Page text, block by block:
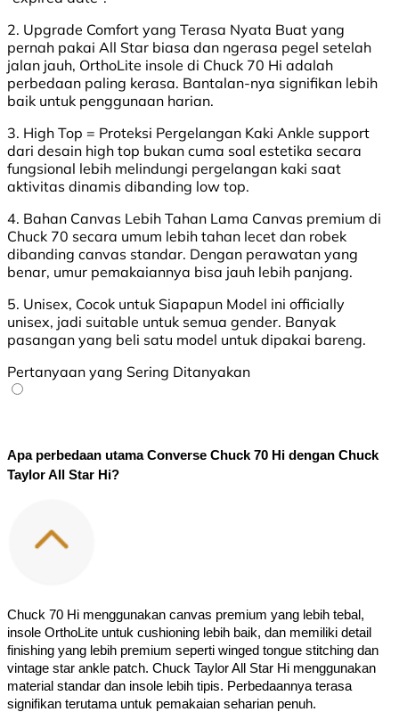
2. Upgrade Comfort yang Terasa Nyata Buat yang
pernah pakai All Star biasa dan ngerasa pegel setelah
jalan jauh, OrthoLite insole di Chuck 70 Hi adalah
perbedaan paling kerasa. Bantalan-nya signifikan lebih
baik untuk penggunaan harian.
3. High Top = Proteksi Pergelangan Kaki Ankle support
dari desain high top bukan cuma soal estetika secara
fungsional lebih melindungi pergelangan kaki saat
aktivitas dinamis dibanding low top.
4. Bahan Canvas Lebih Tahan Lama Canvas premium di
Chuck 70 secara umum lebih tahan lecet dan robek
dibanding canvas standar. Dengan perawatan yang
benar, umur pemakaiannya bisa jauh lebih panjang.
5. Unisex, Cocok untuk Siapapun Model ini officially
unisex, jadi suitable untuk semua gender. Banyak
pasangan yang beli satu model untuk dipakai bareng.
Pertanyaan yang Sering Ditanyakan
Apa perbedaan utama Converse Chuck 70 Hi dengan Chuck
Taylor All Star Hi?
Chuck 70 Hi menggunakan canvas premium yang lebih tebal,
insole OrthoLite untuk cushioning lebih baik, dan memiliki detail
finishing yang lebih premium seperti winged tongue stitching dan
vintage star ankle patch. Chuck Taylor All Star Hi menggunakan
material standar dan insole lebih tipis. Perbedaannya terasa
signifikan terutama untuk pemakaian seharian penuh.